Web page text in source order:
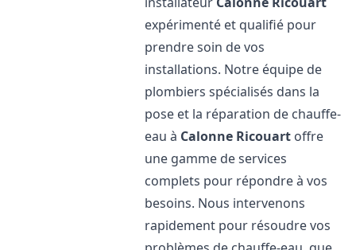
expérimenté et qualifié pour
prendre soin de vos
installations. Notre équipe de
plombiers spécialisés dans la
pose et la réparation de chauffe-
eau à Calonne Ricouart offre
une gamme de services
complets pour répondre à vos
besoins. Nous intervenons
rapidement pour résoudre vos